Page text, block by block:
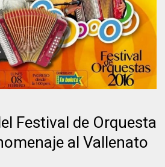
Festival de Orquesta
al Vallenato